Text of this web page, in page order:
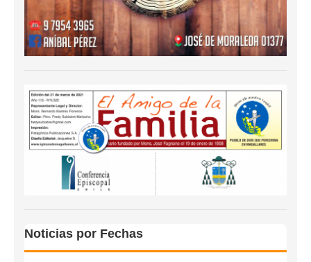
Noticias por Fechas